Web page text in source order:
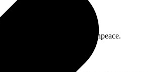
i hollandske Greenpeace.